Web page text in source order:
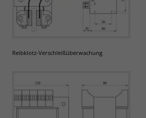
Reibklotz-Verschleißüberwachung